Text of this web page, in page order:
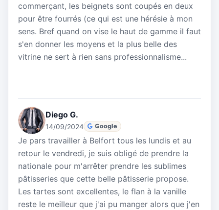
commerçant, les beignets sont coupés en deux
pour être fourrés (ce qui est une hérésie à mon
sens. Bref quand on vise le haut de gamme il faut
s'en donner les moyens et la plus belle des
vitrine ne sert à rien sans professionnalisme...
Diego G.
14/09/2024 Google
Je pars travailler à Belfort tous les lundis et au
retour le vendredi, je suis obligé de prendre la
nationale pour m'arrêter prendre les sublimes
pâtisseries que cette belle pâtisserie propose.
Les tartes sont excellentes, le flan à la vanille
reste le meilleur que j'ai pu manger alors que j'en